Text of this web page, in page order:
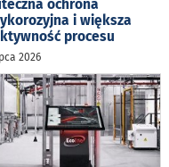
ochrona
i większa
procesu
2026